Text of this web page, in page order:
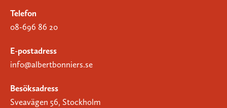
Telefon
08-696 86 20
E-postadress
info@albertbonniers.se
Besöksadress
Sveavägen 56, Stockholm